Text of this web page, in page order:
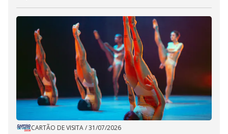
CARTÃO DE VISITA/31/07/2026